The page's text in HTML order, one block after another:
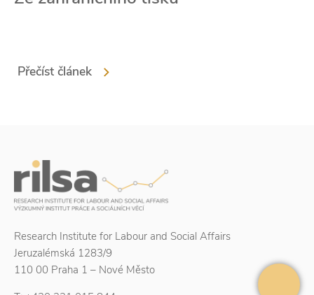
Přečíst článek
Research Institute for Labour and Social Affairs
Jeruzalémská 1283/9
110 00 Praha 1 – Nové Město